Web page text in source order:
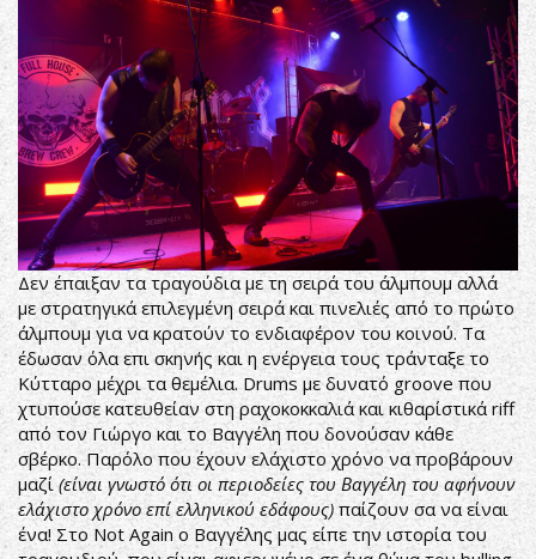
Δεν έπαιξαν τα τραγούδια με τη σειρά του άλμπουμ αλλά
με στρατηγικά επιλεγμένη σειρά και πινελιές από το πρώτο
άλμπουμ για να κρατούν το ενδιαφέρον του κοινού. Τα
έδωσαν όλα επι σκηνής και η ενέργεια τους τράνταξε το
Κύτταρο μέχρι τα θεμέλια. Drums με δυνατό groove που
χτυπούσε κατευθείαν στη ραχοκοκκαλιά και κιθαρίστικά riff
από τον Γιώργο και το Βαγγέλη που δονούσαν κάθε
σβέρκο. Παρόλο που έχουν ελάχιστο χρόνο να προβάρουν
μαζί(είναι γνωστό ότι οι περιοδείες του Βαγγέλη του αφήνουν
ελάχιστο χρόνο επί ελληνικού εδάφους)παίζουν σα να είναι
ένα! Στο Not Again ο Βαγγέλης μας είπε την ιστορία του